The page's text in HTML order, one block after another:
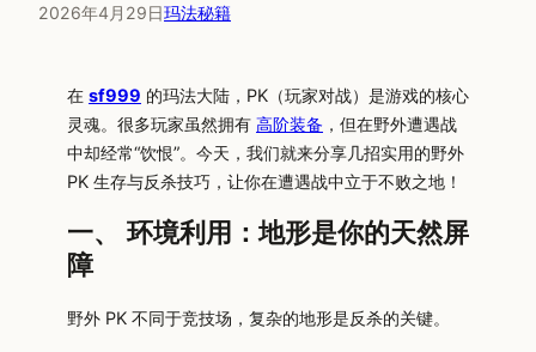
2026年4月29日玛法秘籍
在 sf999 的玛法大陆，PK（玩家对战）是游戏的核心
灵魂。很多玩家虽然拥有 高阶装备 ，但在野外遭遇战
中却经常“饮恨”。今天，我们就来分享几招实用的野外
PK 生存与反杀技巧，让你在遭遇战中立于不败之地！
一、 环境利用：地形是你的天然屏
障
野外 PK 不同于竞技场，复杂的地形是反杀的关键。